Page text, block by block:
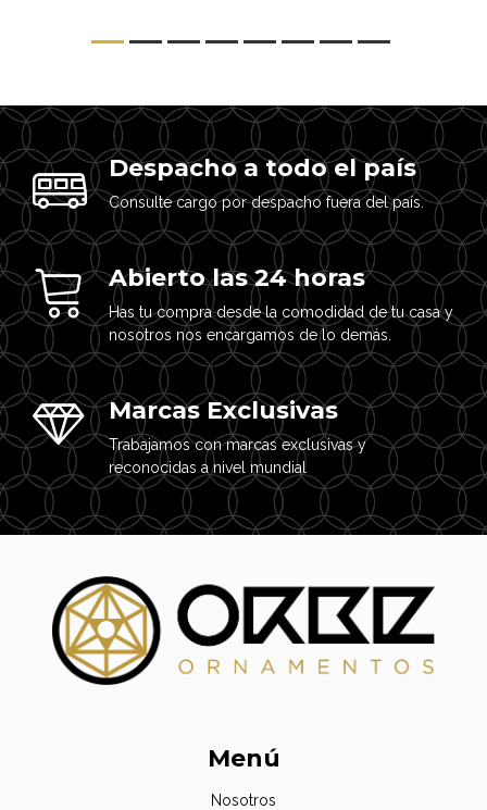
Despacho a todo el país
Consulte cargo por despacho fuera del país.
Abierto las 24 horas
Has tu compra desde la comodidad de tu casa y
nosotros nos encargamos de lo demás.
Marcas Exclusivas
Trabajamos con marcas exclusivas y
reconocidas a nivel mundial
Menú
Nosotros